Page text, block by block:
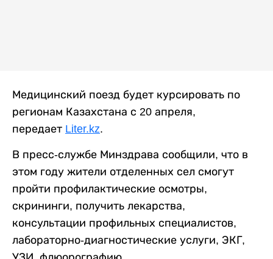
Медицинский поезд будет курсировать по
регионам Казахстана с 20 апреля,
передает Liter.kz.
В пресс-службе Минздрава сообщили, что в
этом году жители отделенных сел смогут
пройти профилактические осмотры,
скрининги, получить лекарства,
консультации профильных специалистов,
лабораторно-диагностические услуги, ЭКГ,